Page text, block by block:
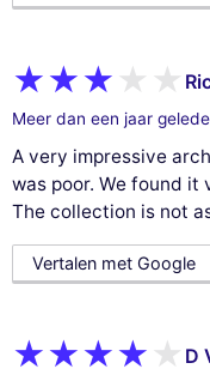
Meer dan een jaar
A very impressive
was poor. We found
The collection is not
Vertalen met Google
D